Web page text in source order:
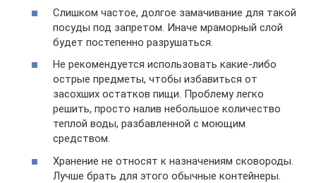
Слишком частое, долгое замачивание для такой
посуды под запретом. Иначе мраморный слой
будет постепенно разрушаться.
Не рекомендуется использовать какие-либо
острые предметы, чтобы избавиться от
засохших остатков пищи. Проблему легко
решить, просто налив небольшое количество
теплой воды, разбавленной с моющим
средством.
Хранение не относят к назначениям сковороды.
Лучше брать для этого обычные контейнеры.